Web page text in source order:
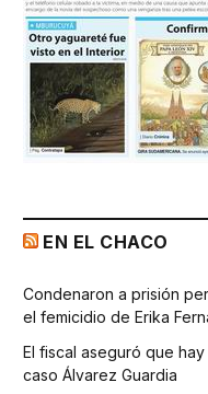
EN EL CHACO
Condenaron a prisión
el femicidio de Erika
El fiscal aseguró que
caso Álvarez Guardia